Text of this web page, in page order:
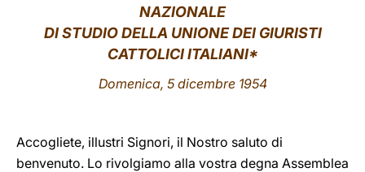
NAZIONALE
DI STUDIO DELLA UNIONE DEI GIURISTI
CATTOLICI ITALIANI*
Domenica, 5 dicembre 1954
Accogliete, illustri Signori, il Nostro saluto di
benvenuto. Lo rivolgiamo alla vostra degna Assemblea